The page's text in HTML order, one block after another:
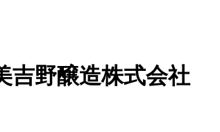
吉野醸造株式会社